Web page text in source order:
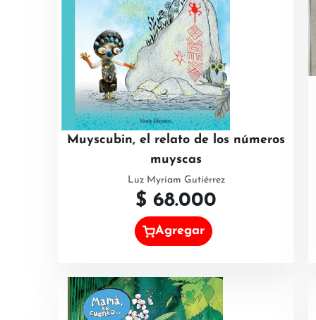
Muyscubin, el relato de los números
muyscas
Luz Myriam Gutiérrez
$ 68.000
Agregar